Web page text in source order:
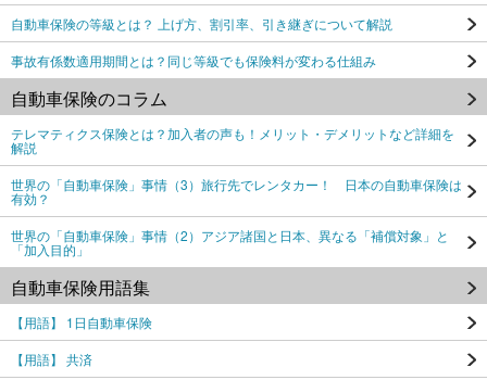
自動車保険の等級とは？ 上げ方、割引率、引き継ぎについて解説
事故有係数適用期間とは？同じ等級でも保険料が変わる仕組み
自動車保険のコラム
テレマティクス保険とは？加入者の声も！メリット・デメリットなど詳細を
解説
世界の「自動車保険」事情（3）旅行先でレンタカー！ 日本の自動車保険は
有効？
世界の「自動車保険」事情（2）アジア諸国と日本、異なる「補償対象」と
「加入目的」
自動車保険用語集
【用語】 1日自動車保険
【用語】 共済